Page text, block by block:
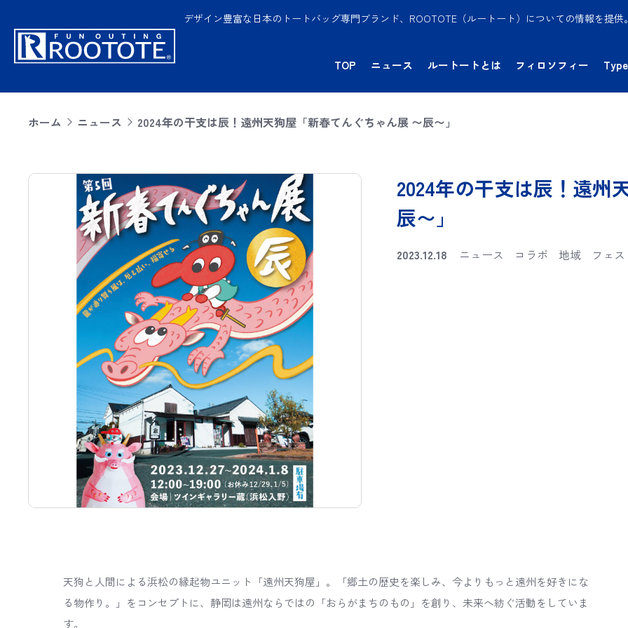
デザイン豊富な日本のトートバッグ専門ブランド、ROOTOTE（ルートート）についての情報を提
TOP ニュース ルートートとは フィロソフィー
ホーム ニュース 2024年の干支は辰！遠州天狗屋「新春てんぐちゃん展 〜辰〜」
2024年の干支は辰！遠州
辰〜」
2023.12.18 ニュース コラボ 地域 フェ
天狗と人間による浜松の縁起物ユニット「遠州天狗屋」。「郷土の歴史を楽しみ、今よりもっと遠州を好きにな
る物作り。」をコンセプトに、静岡は遠州ならではの「おらがまちのもの」を創り、未来へ紡ぐ活動をしていま
す。